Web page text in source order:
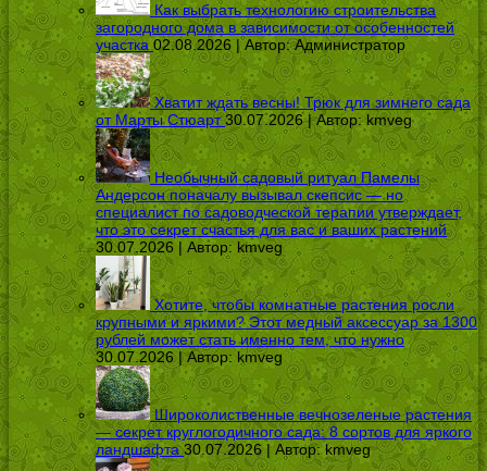
Как выбрать технологию строительства
загородного дома в зависимости от особенностей
участка 02.08.2026 | Автор:Администратор
Хватит ждать весны! Трюк для зимнего сада
от Марты Стюарт 30.07.2026 | Автор:kmveg
Необычный садовый ритуал Памелы
Андерсон поначалу вызывал скепсис — но
специалист по садоводческой терапии утверждает,
что это секрет счастья для вас и ваших растений
30.07.2026 | Автор: kmveg
Хотите, чтобы комнатные растения росли
крупными и яркими? Этот медный аксессуар за 1300
рублей может стать именно тем, что нужно
30.07.2026 | Автор: kmveg
Широколиственные вечнозеленые растения
— секрет круглогодичного сада: 8 сортов для яркого
ландшафта 30.07.2026 | Автор:kmveg